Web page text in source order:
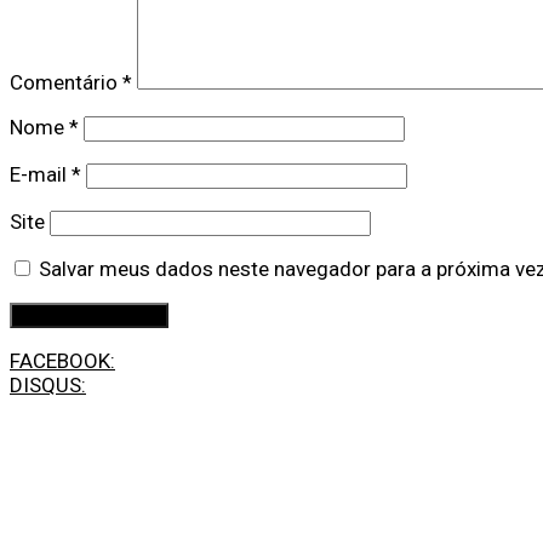
Comentário *
Nome *
E-mail *
Site
Salvar meus dados neste navegador para a próxima
FACEBOOK:
DISQUS: